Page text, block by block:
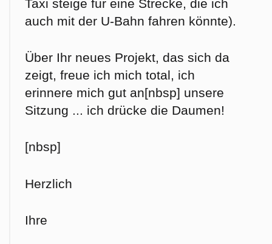
Taxi steige für eine Strecke, die ich
auch mit der U-Bahn fahren könnte).
Über Ihr neues Projekt, das sich da
zeigt, freue ich mich total, ich
erinnere mich gut an[nbsp] unsere
Sitzung ... ich drücke die Daumen!
[nbsp]
Herzlich
Ihre